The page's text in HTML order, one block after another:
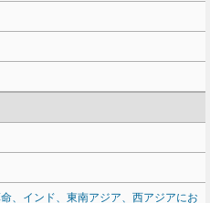
、インド、東南アジア、西アジアにお